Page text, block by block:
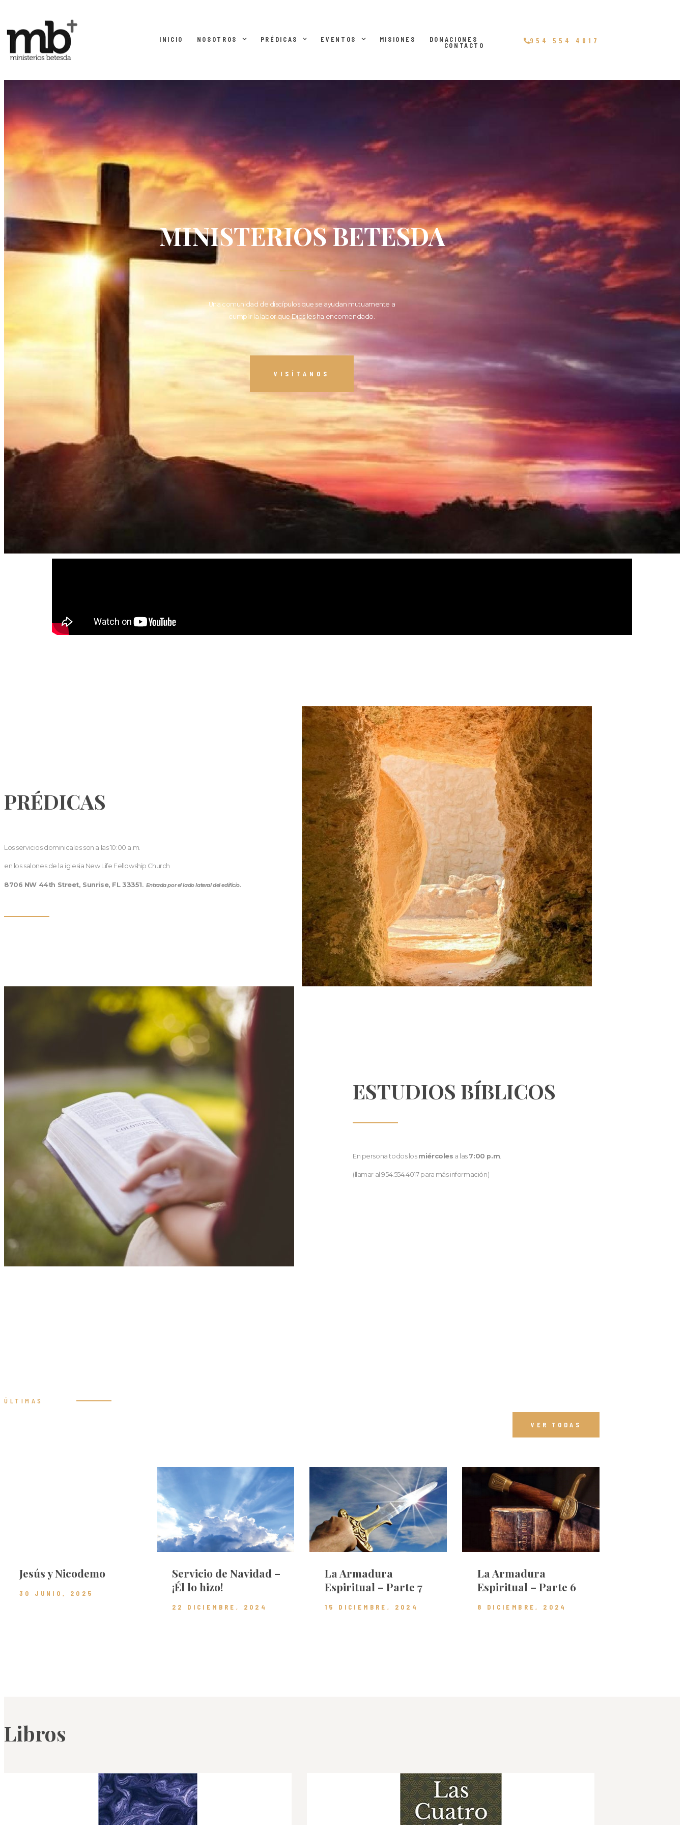
INICIO NOSOTROS PRÉDICAS EVENTOS MISIONES
DONACIONES
CONTACTO
954 554 4017
MINISTERIOS BETESDA
Una comunidad de discípulos que se ayudan mutuamente a
cumplir la labor que Dios les ha encomendado.
VISÍTANOS
PRÉDICAS
Los servicios dominicales son a las 10:00 a.m.
en los salones de la iglesia New Life Fellowship Church
8706 NW 44th Street, Sunrise, FL 33351. Entrada por el lado lateral del edificio.
ESTUDIOS BÍBLICOS
En persona todos los miércoles a las 7:00 p.m
(llamar al 954.554.4017 para más información)
ÚLTIMAS
VER TODAS
Jesús y Nicodemo
30 JUNIO, 2025
Servicio de Navidad –
¡Él lo hizo!
22 DICIEMBRE, 2024
La Armadura
Espiritual – Parte 7
15 DICIEMBRE, 2024
La Armadura
Espiritual – Parte 6
8 DICIEMBRE, 2024
Libros